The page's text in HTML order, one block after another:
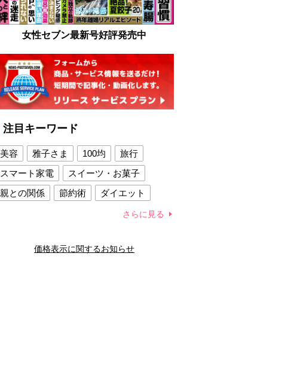
女性セブン最新号好評発売中
注目キーワード
美容 雅子さま 100均
旅行
スマート家電
スイーツ・お菓子
親との関係
節約術
ダイエット
夫との関係
新津春子 どか食い
さらに見る
価格表示に関するお知らせ